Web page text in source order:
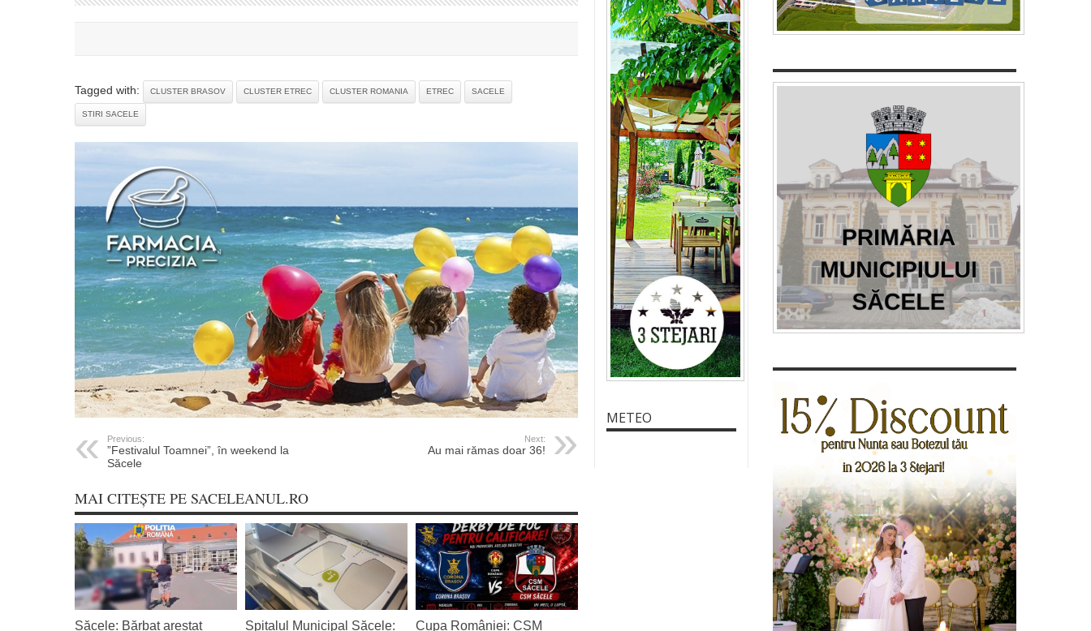
Tagged with: CLUSTER BRASOV CLUSTER ETREC CLUSTER ROMANIA ETREC SACELE
STIRI SACELE
Previous:
”Festivalul Toamnei”, în weekend la
Săcele
Next:
Au mai rămas doar 36!
MAI CITEȘTE PE SACELEANUL.RO
Săcele: Bărbat arestat
Spitalul Municipal Săcele:
Cupa României: CSM
METEO